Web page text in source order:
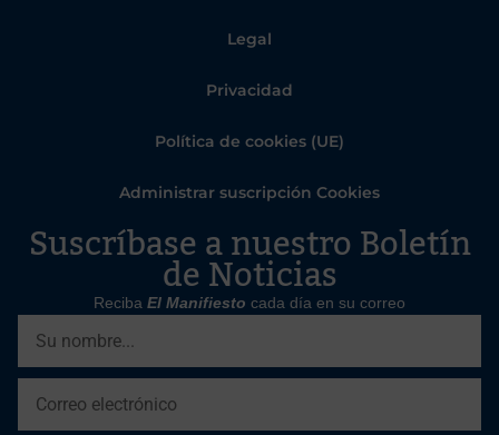
Legal
Privacidad
Política de cookies (UE)
Administrar suscripción Cookies
Suscríbase a nuestro Boletín
de Noticias
Reciba El Manifiesto cada día en su correo